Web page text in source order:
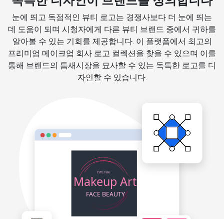
눈에 띄고 독점적인 뷰티 로고는 경쟁사보다 더 눈에 띄는
데 도움이 되며 시청자에게 다른 뷰티 브랜드 중에서 귀하를
알아볼 수 있는 기회를 제공합니다. 이 플랫폼에서 최고의
프리미엄 메이크업 회사 로고 컬렉션을 찾을 수 있으며 이를
통해 브랜드의 틈새시장을 묘사할 수 있는 독특한 로고를 디
자인할 수 있습니다.